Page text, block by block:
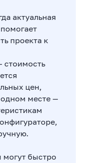
актуальная
проекта к
стоимость
цен,
месте —
быстро